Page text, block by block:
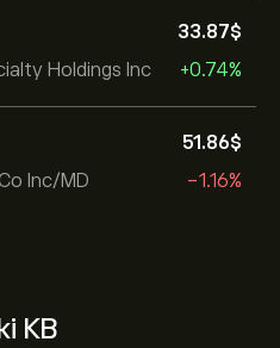
Holdings Inc
33.87‎$‎
+0.74%
Inc/MD
51.86‎$‎
-1.16%
KB